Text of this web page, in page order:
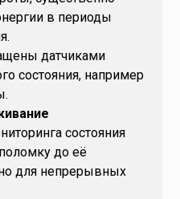
в периоды
датчиками
состояния, например
состояния
до её
для непрерывных